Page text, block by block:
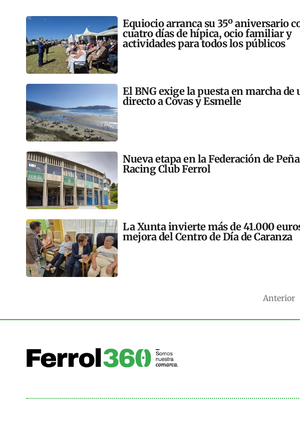
Equiocio arranca su 35º aniversario
cuatro días de hípica, ocio familiar y
actividades para todos los públicos
El BNG exige la puesta en marcha de
directo a Covas y Esmelle
Nueva etapa en la Federación de
Racing Club Ferrol
La Xunta invierte más de 41.000
mejora del Centro de Día de Caranza
Anterior